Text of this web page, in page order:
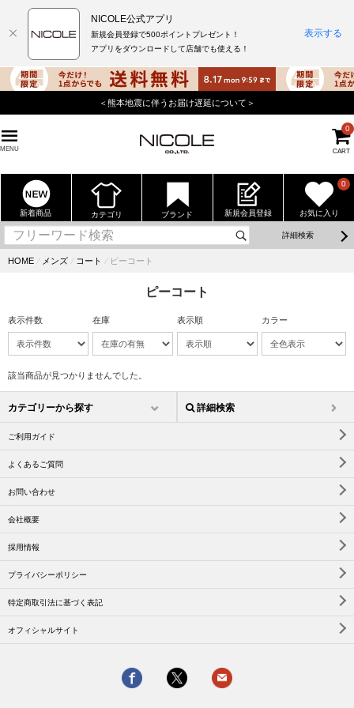
＜熊本地震に伴うお届け遅延について＞
MENU CART
0
新着商品 カテゴリ ブランド 新規会員登録 お気に入り
0
詳細検索
HOME ⁄ メンズ ⁄ コート ⁄ ピーコート
ピーコート
表示件数 在庫 表示順 カラー
該当商品が見つかりませんでした。
カテゴリーから探す 詳細検索
ご利用ガイド
よくあるご質問
お問い合わせ
会社概要
採用情報
プライバシーポリシー
特定商取引法に基づく表記
オフィシャルサイト
NICOLE公式アプリ
新規会員登録で500ポイントプレゼント！
アプリをダウンロードして店舗でも使える！
表示する